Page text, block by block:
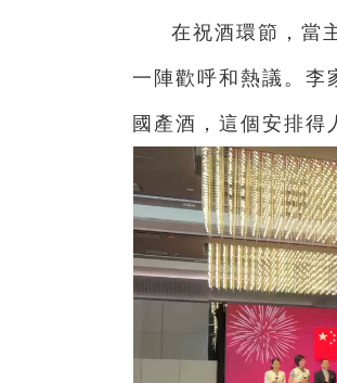
在祝酒環節，當
一陣歡呼和熱議。李
國產酒，這個安排得